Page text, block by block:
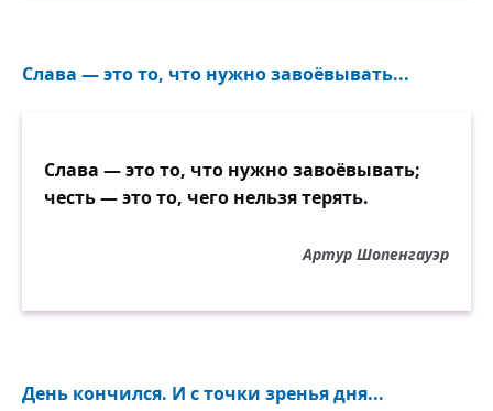
Слава — это то, что нужно завоёвывать...
Слава — это то, что нужно завоёвывать;
честь — это то, чего нельзя терять.
Артур Шопенгауэр
День кончился. И с точки зренья дня...